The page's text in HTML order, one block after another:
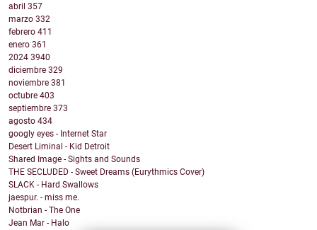
abril 357
marzo 332
febrero 411
enero 361
2024 3940
diciembre 329
noviembre 381
octubre 403
septiembre 373
agosto 434
googly eyes - Internet Star
Desert Liminal - Kid Detroit
Shared Image - Sights and Sounds
THE SECLUDED - Sweet Dreams (Eurythmics Cover)
SLACK - Hard Swallows
jaespur. - miss me.
Notbrian - The One
Jean Mar - Halo